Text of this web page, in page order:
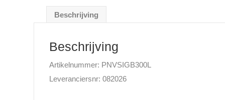
Beschrijving
Beschrijving
Artikelnummer: PNVSIGB300L
Leveranciersnr: 082026